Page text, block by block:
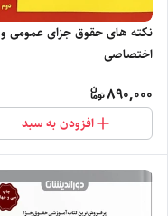
نکته های حقوق جزای عمومی و
اختصاصی
890,000
افزودن به سبد